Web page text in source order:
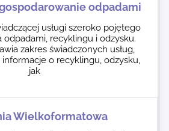
odpadami
usługi szeroko pojętego
odpadami, recyklingu i odzysku.
zakres świadczonych usług,
informacje o recyklingu, odzysku,
jak
Wielkoformatowa